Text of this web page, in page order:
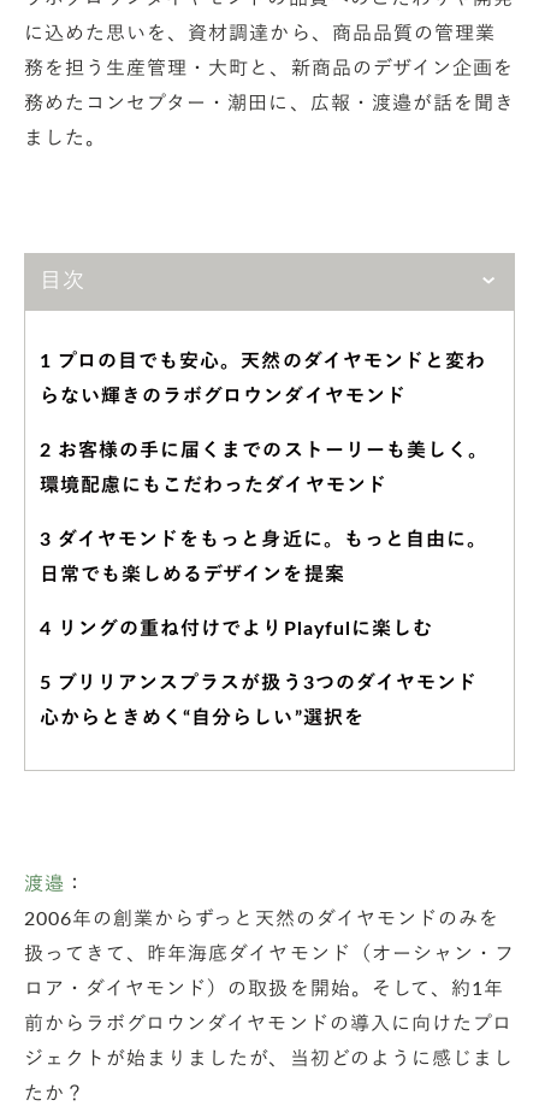
に込めた思いを、資材調達から、商品品質の管理業
務を担う生産管理・大町と、新商品のデザイン企画を
務めたコンセプター・潮田に、広報・渡邉が話を聞き
ました。
目次
1 プロの目でも安心。天然のダイヤモンドと変わ
らない輝きのラボグロウンダイヤモンド
2 お客様の手に届くまでのストーリーも美しく。
環境配慮にもこだわったダイヤモンド
3 ダイヤモンドをもっと身近に。もっと自由に。
日常でも楽しめるデザインを提案
4 リングの重ね付けでよりPlayfulに楽しむ
5 ブリリアンスプラスが扱う3つのダイヤモンド
心からときめく“自分らしい”選択を
渡邉 ：
2006年の創業からずっと天然のダイヤモンドのみを
扱ってきて、昨年海底ダイヤモンド（オーシャン・フ
ロア・ダイヤモンド）の取扱を開始。そして、約1年
前からラボグロウンダイヤモンドの導入に向けたプロ
ジェクトが始まりましたが、当初どのように感じまし
たか？